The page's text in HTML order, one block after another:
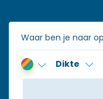
Trespa® / HPL
Alupanel / Dibond®
Dikte